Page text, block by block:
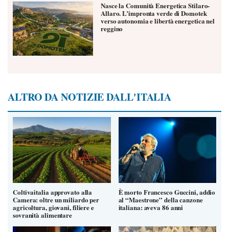
Nasce la Comunità Energetica Stilaro-
Allaro. L’impronta verde di Domotek
verso autonomia e libertà energetica nel
reggino
ALTRO DA NOTIZIE DALL'ITALIA
Coltivaitalia approvato alla
Camera: oltre un miliardo per
agricoltura, giovani, filiere e
sovranità alimentare
È morto Francesco Guccini, addio
al “Maestrone” della canzone
italiana: aveva 86 anni